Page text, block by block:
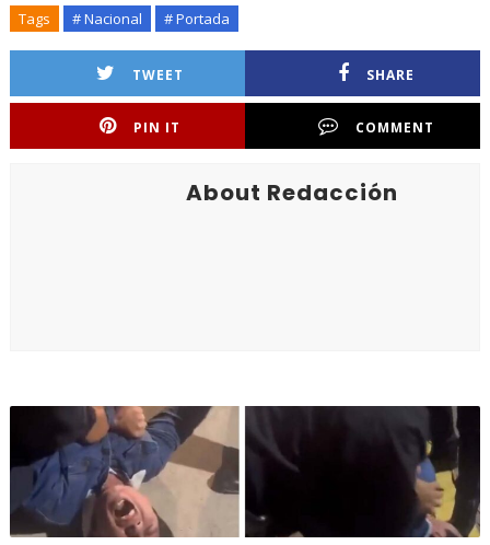
Tags # Nacional # Portada
TWEET SHARE
PIN IT COMMENT
About Redacción